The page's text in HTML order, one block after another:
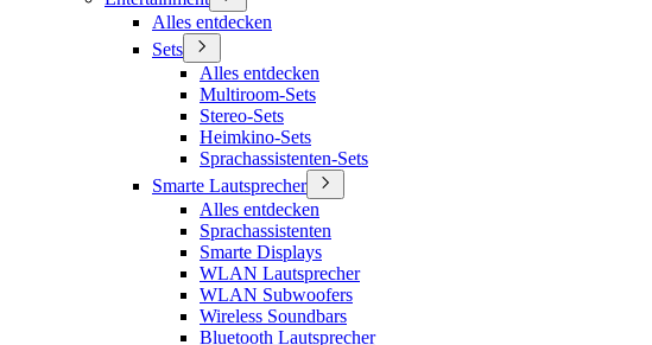
Alles entdecken
Sets
Alles entdecken
Multiroom-Sets
Stereo-Sets
Heimkino-Sets
Sprachassistenten-Sets
Smarte Lautsprecher
Alles entdecken
Sprachassistenten
Smarte Displays
WLAN Lautsprecher
WLAN Subwoofers
Wireless Soundbars
Bluetooth Lautsprecher